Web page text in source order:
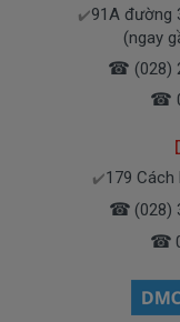
✔️91A đường
(ngay
☎ (028)
☎
✔️179 Cách
☎ (028)
☎